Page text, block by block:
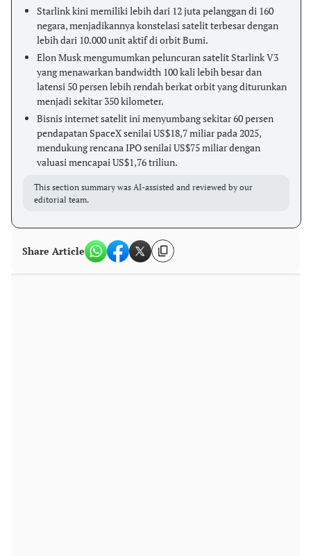
Starlink kini memiliki lebih dari 12 juta pelanggan di 160
negara, menjadikannya konstelasi satelit terbesar dengan
lebih dari 10.000 unit aktif di orbit Bumi.
Elon Musk mengumumkan peluncuran satelit Starlink V3
yang menawarkan bandwidth 100 kali lebih besar dan
latensi 50 persen lebih rendah berkat orbit yang diturunkan
menjadi sekitar 350 kilometer.
Bisnis internet satelit ini menyumbang sekitar 60 persen
pendapatan SpaceX senilai US$18,7 miliar pada 2025,
mendukung rencana IPO senilai US$75 miliar dengan
valuasi mencapai US$1,76 triliun.
This section summary was AI-assisted and reviewed by our
editorial team.
Share Article